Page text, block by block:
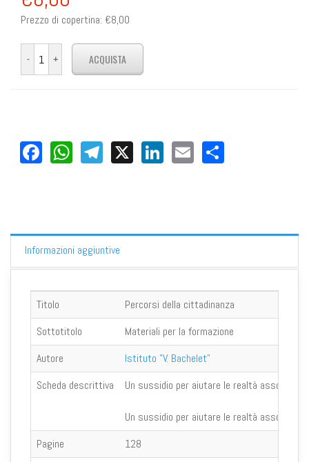
Prezzo di copertina: €8,00
Facebook
WhatsApp
Telegram
X LinkedIn
Email
Informazioni aggiuntive
Titolo
Percorsi della cittadinanza
Sottotitolo
Materiali per la formazione
Autore
Istituto "V. Bachelet"
Scheda descrittiva
Un sussidio per aiutare le realtà
Un sussidio per aiutare le realtà
Pagine
128